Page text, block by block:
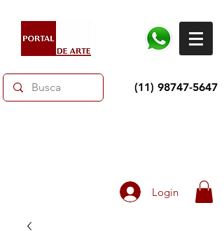
(11) 98747-5647
Login